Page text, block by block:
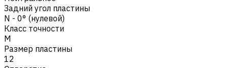
Задний угол пластины
N - 0° (нулевой)
Класс точности
M
Размер пластины
12